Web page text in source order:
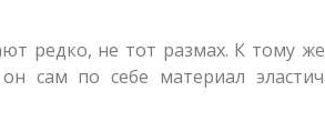
редко, не тот размах. К тому
сам по себе материал